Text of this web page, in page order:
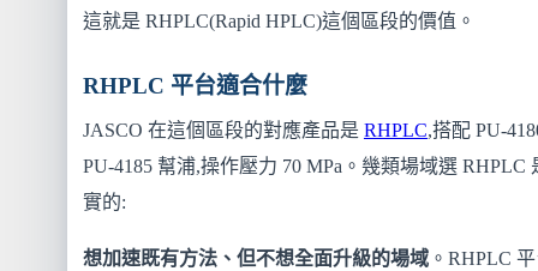
這就是 RHPLC(Rapid HPLC)這個區段的價值。
RHPLC 平台適合什麼
JASCO 在這個區段的對應產品是 RHPLC,搭配 PU-
PU-4185 幫浦,操作壓力 70 MPa。幾類場域選 RHPLC
實的:
想加速既有方法、但不想全面升級的場域。RHPLC